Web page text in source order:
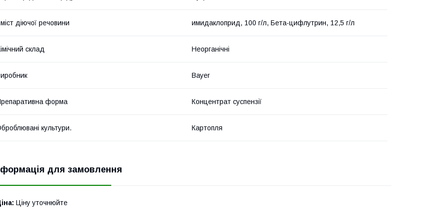
діючої речовини имидаклоприд, 100 г/л, Бета-цифлутрин, 12,5 г/л
склад Неорганічні
Bayer
форма Концентрат суспензії
культури. Картопля
для замовлення
Ціну уточнюйте